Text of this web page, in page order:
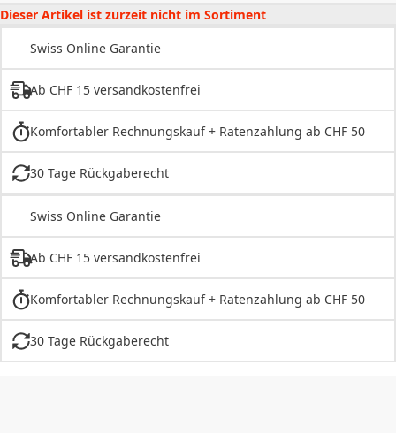
Dieser Artikel ist zurzeit nicht im Sortiment
Swiss Online Garantie
Ab CHF 15 versandkostenfrei
Komfortabler Rechnungskauf + Ratenzahlung ab CHF 50
30 Tage Rückgaberecht
Swiss Online Garantie
Ab CHF 15 versandkostenfrei
Komfortabler Rechnungskauf + Ratenzahlung ab CHF 50
30 Tage Rückgaberecht